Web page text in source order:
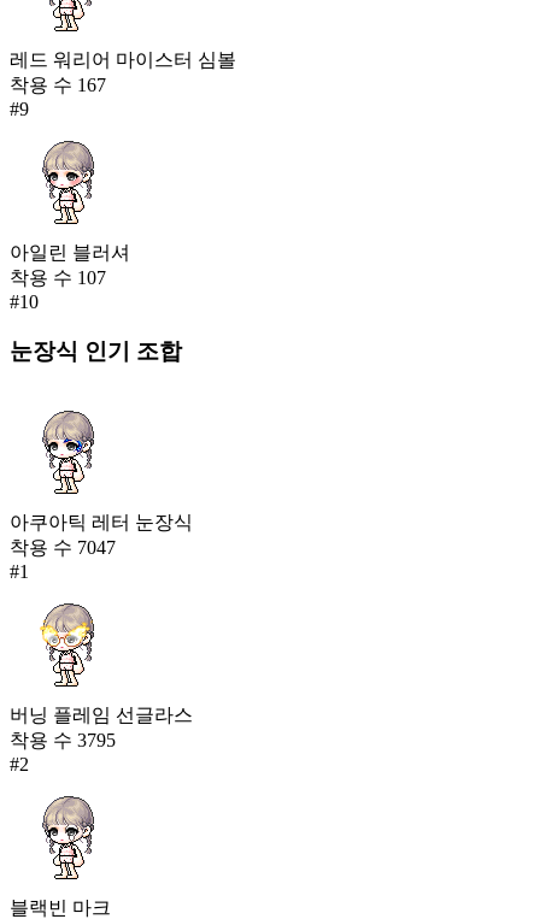
레드 워리어 마이스터 심볼
착용 수 167
#9
아일린 블러셔
착용 수 107
#10
눈장식 인기 조합
아쿠아틱 레터 눈장식
착용 수 7047
#1
버닝 플레임 선글라스
착용 수 3795
#2
블랙빈 마크